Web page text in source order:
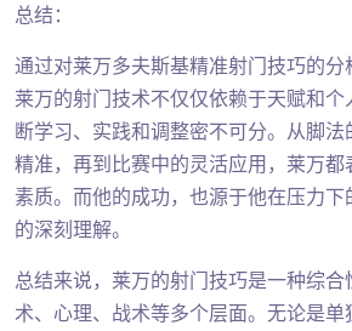
总结：
通过对莱万多夫斯基精准射门技巧的分
莱万的射门技术不仅仅依赖于天赋和
断学习、实践和调整密不可分。从脚
精准，再到比赛中的灵活应用，莱万
素质。而他的成功，也源于他在压力
的深刻理解。
总结来说，莱万的射门技巧是一种综
术、心理、战术等多个层面。无论是